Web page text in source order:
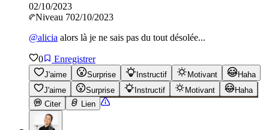
02/10/2023
Niveau 702/10/2023
@alicia alors là je ne sais pas du tout désolée...
0 Enregistrer
J'aime Surprise Instructif Motivant
Haha
J'aime
Surprise Instructif Motivant
Haha
Citer
Lien